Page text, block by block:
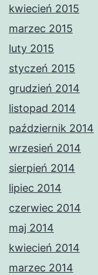
kwiecień 2015
marzec 2015
luty 2015
styczeń 2015
grudzień 2014
listopad 2014
październik 2014
wrzesień 2014
sierpień 2014
lipiec 2014
czerwiec 2014
maj 2014
kwiecień 2014
marzec 2014